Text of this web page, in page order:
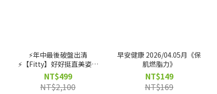
⚡️年中最後破盤出清
⚡️【Fitty】好好挺直美姿衣
－短袖款（剩 2XS, XS, S, M,
L, XL, 2XL 號）
NT$499
NT$2,100
早安健康 2026/04.05月《保
肌燃脂力》
NT$149
NT$169